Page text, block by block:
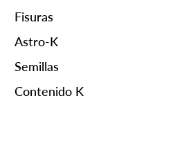
Fisuras
Astro-K
Semillas
Contenido K